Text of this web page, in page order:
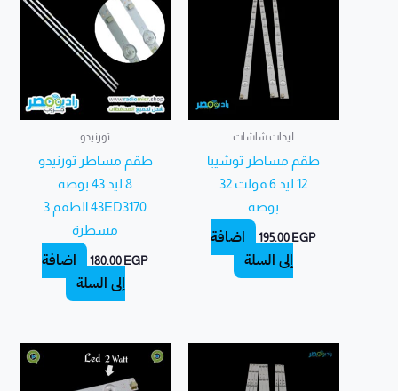
ليدات شاشات
طقم مساطر توشيبا
12 ليد 6 فولت 32
بوصة
195.00 EGP
إضافة
إلى السلة
تورنيدو
طقم مساطر تورنيدو
8 ليد 43 بوصة
43ED3170 الطقم 3
مسطرة
180.00 EGP
إضافة
إلى السلة